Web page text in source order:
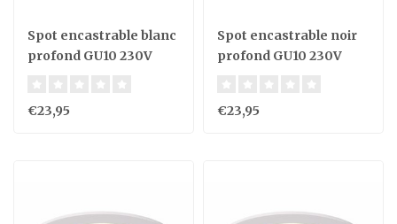
Spot encastrable blanc
profond GU10 230V
€23,95
Spot encastrable noir
profond GU10 230V
€23,95